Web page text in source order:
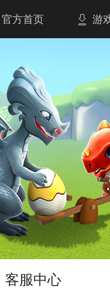
官方首页 游
客服中心